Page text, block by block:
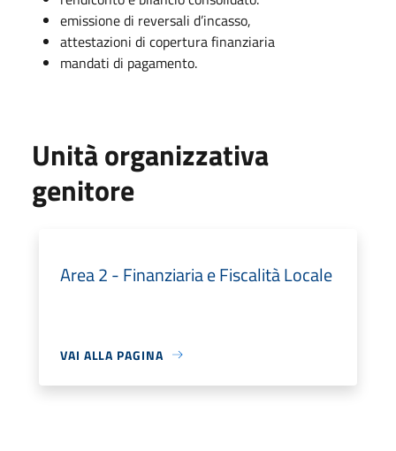
emissione di reversali d’incasso,
attestazioni di copertura finanziaria
mandati di pagamento.
Unità organizzativa
genitore
Area 2 - Finanziaria e Fiscalità Locale
VAI ALLA PAGINA